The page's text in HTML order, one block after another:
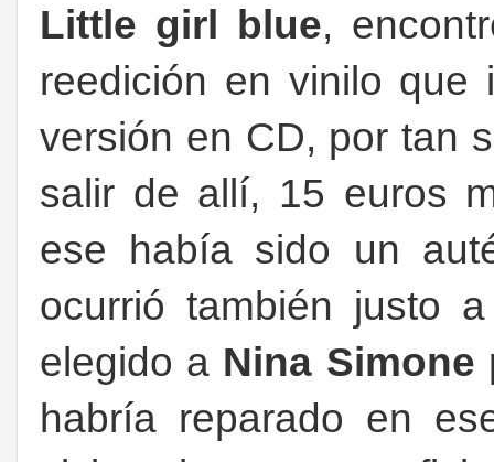
Little girl blue,
reedición en vinilo que
versión en CD, por tan
salir de allí, 15 euros
ese había sido un
ocurrió también justo
elegido a Nina Simone
habría reparado en